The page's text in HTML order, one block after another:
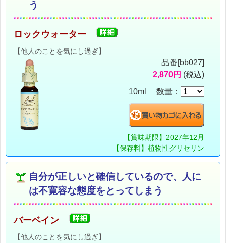
う
ロックウォーター
【他人のことを気にし過ぎ】
品番[bb027]
2,870円 (税込)
10ml 数量：
【賞味期限】2027年12月
【保存料】植物性グリセリン
自分が正しいと確信しているので、人に
は不寛容な態度をとってしまう
バーベイン
【他人のことを気にし過ぎ】